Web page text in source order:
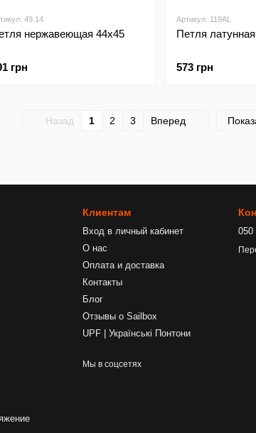
49.14
нержавеющая 44х45
грн
Артикул: 119AL
Петля
573 грн
Назад 1 2 3 Вперед
Клиентам
Вход в личный кабинет
О нас
Оплата и доставка
Контакты
Блог
Отзывы о Sailbox
UPF | Українські Понтони
Мы в соцсетях
050